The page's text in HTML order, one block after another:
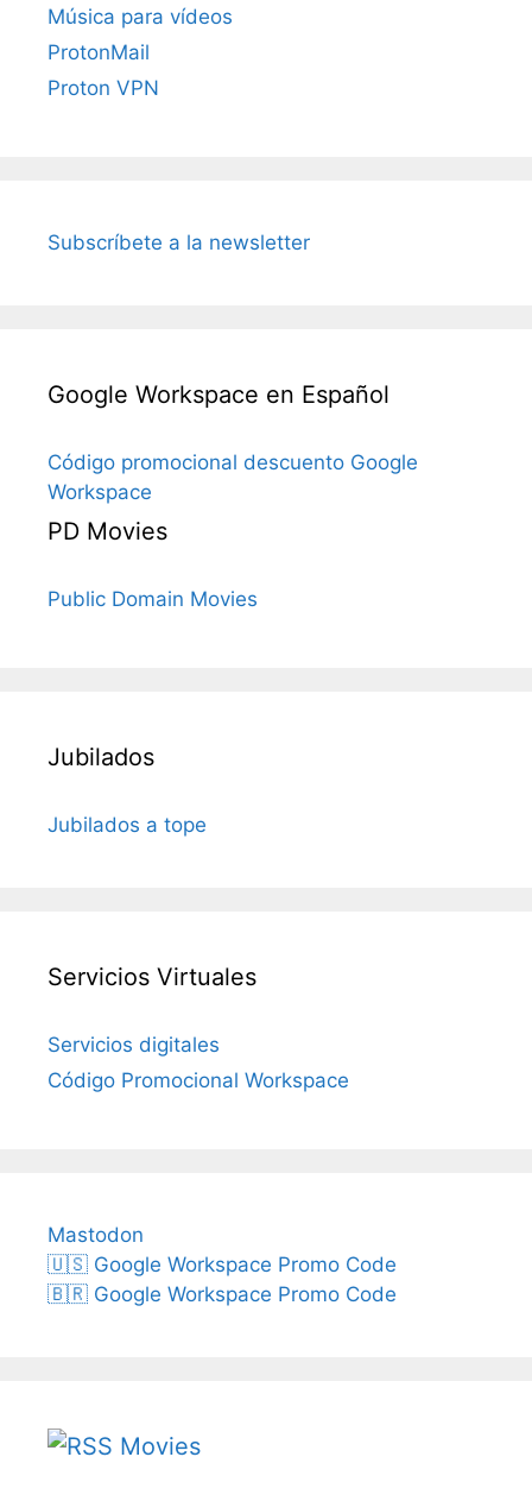
Música para vídeos
ProtonMail
Proton VPN
Subscríbete a la newsletter
Google Workspace en Español
Código promocional descuento Google
Workspace
PD Movies
Public Domain Movies
Jubilados
Jubilados a tope
Servicios Virtuales
Servicios digitales
Código Promocional Workspace
Mastodon
🇺🇸 Google Workspace Promo Code
🇧🇷 Google Workspace Promo Code
Movies